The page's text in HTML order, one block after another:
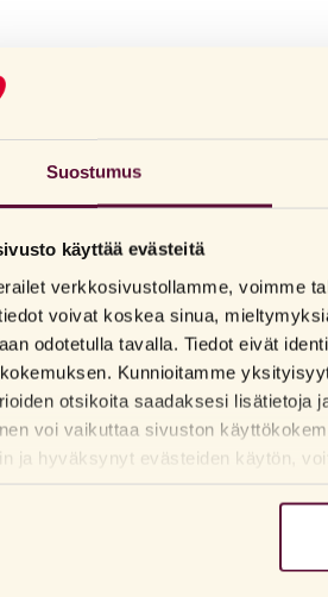
Suostumus
käyttää evästeitä
verkkosivustollamme, voimme
voivat koskea sinua,
odotetulla tavalla. Tiedot eivät
Kunnioitamme
otsikoita saadaksesi lisätietoja
voi vaikuttaa sivuston
ja hyväksynyt evästeiden käytön,